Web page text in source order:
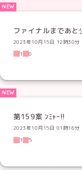
ファイナルまであ
2023年10月15日 12時30分
1
0
第159案 ﾝﾐｬｰ!!
2023年10月15日 01時16分
1
5